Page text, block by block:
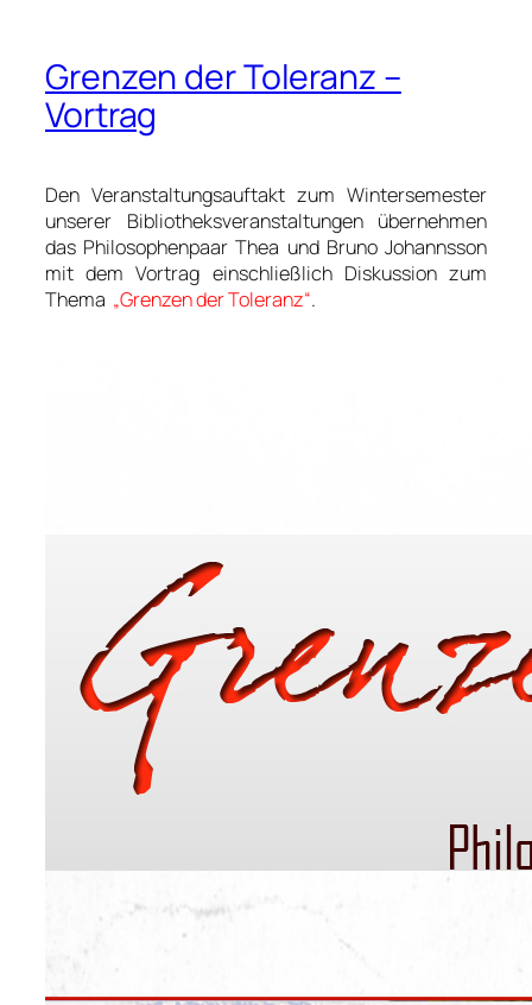
Grenzen der Toleranz –
Vortrag
Den Veranstaltungsauftakt zum Wintersemester
unserer Bibliotheksveranstaltungen übernehmen
das Philosophenpaar Thea und Bruno Johannsson
mit dem Vortrag einschließlich Diskussion zum
Thema „Grenzen der Toleranz“.